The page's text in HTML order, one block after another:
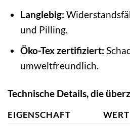
Langlebig:
und Pilling.
Öko-Tex zertifiziert:
umweltfreundlich.
Technische Details, die
EIGENSCHAFT
WERT